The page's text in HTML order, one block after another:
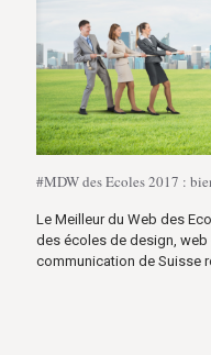
#MDW des Ecoles 2017 :
Le Meilleur du Web des
des écoles de design,
communication de Suisse